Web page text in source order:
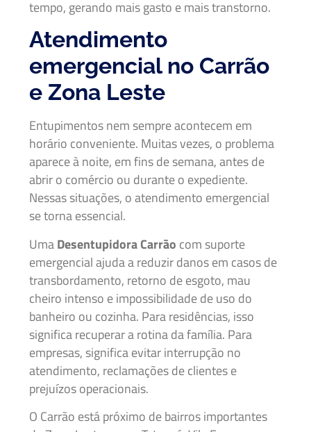
tempo, gerando mais gasto e mais transtorno.
Atendimento
emergencial no Carrão
e Zona Leste
Entupimentos nem sempre acontecem em
horário conveniente. Muitas vezes, o problema
aparece à noite, em fins de semana, antes de
abrir o comércio ou durante o expediente.
Nessas situações, o atendimento emergencial
se torna essencial.
UmaDesentupidora Carrão com suporte
emergencial ajuda a reduzir danos em casos de
transbordamento, retorno de esgoto, mau
cheiro intenso e impossibilidade de uso do
banheiro ou cozinha. Para residências, isso
significa recuperar a rotina da família. Para
empresas, significa evitar interrupção no
atendimento, reclamações de clientes e
prejuízos operacionais.
O Carrão está próximo de bairros importantes